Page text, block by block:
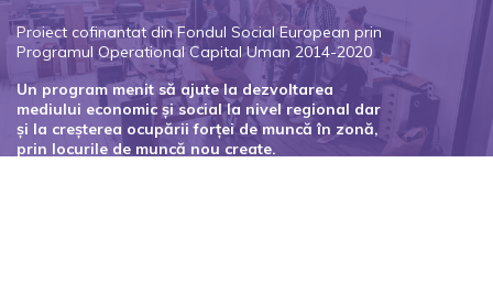
Proiect cofinantat din Fondul Social European prin
Programul Operational Capital Uman 2014-2020
Un program menit să ajute la dezvoltarea
mediului economic și social la nivel regional dar
și la creșterea ocupării forței de muncă în zonă,
prin locurile de muncă nou create.